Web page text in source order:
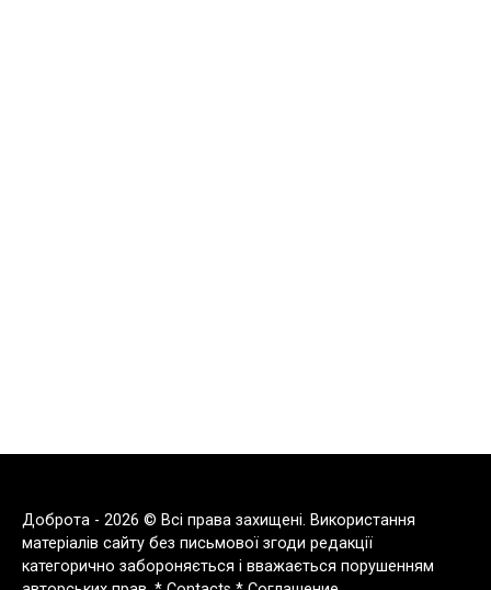
Доброта - 2026 © Всі права захищені. Використання
матеріалів сайту без письмової згоди редакції
категорично забороняється і вважається порушенням